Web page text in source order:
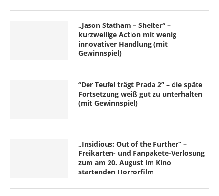
„Jason Statham – Shelter“ –
kurzweilige Action mit wenig
innovativer Handlung (mit
Gewinnspiel)
“Der Teufel trägt Prada 2” – die späte
Fortsetzung weiß gut zu unterhalten
(mit Gewinnspiel)
„Insidious: Out of the Further“ –
Freikarten- und Fanpakete-Verlosung
zum am 20. August im Kino
startenden Horrorfilm